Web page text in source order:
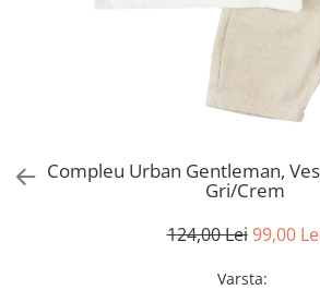
Compleu Urban Gentleman,
Gri/Crem
124,00 Lei 99,00
Varsta: